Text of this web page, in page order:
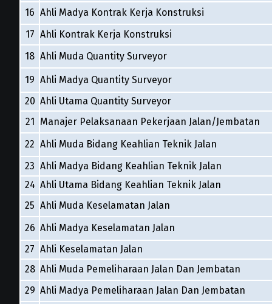
16 Ahli Madya Kontrak Kerja Konstruksi
17 Ahli Kontrak Kerja Konstruksi
18 Ahli Muda Quantity Surveyor
19 Ahli Madya Quantity Surveyor
20 Ahli Utama Quantity Surveyor
21 Manajer Pelaksanaan Pekerjaan Jalan/Jembatan
22 Ahli Muda Bidang Keahlian Teknik Jalan
23 Ahli Madya Bidang Keahlian Teknik Jalan
24 Ahli Utama Bidang Keahlian Teknik Jalan
25 Ahli Muda Keselamatan Jalan
26 Ahli Madya Keselamatan Jalan
27 Ahli Keselamatan Jalan
28 Ahli Muda Pemeliharaan Jalan Dan Jembatan
29 Ahli Madya Pemeliharaan Jalan Dan Jembatan